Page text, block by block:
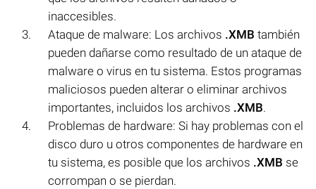
inaccesibles.
Ataque de malware: Los archivos .XMB también
pueden dañarse como resultado de un ataque de
malware o virus en tu sistema. Estos programas
maliciosos pueden alterar o eliminar archivos
importantes, incluidos los archivos .XMB.
Problemas de hardware: Si hay problemas con el
disco duro u otros componentes de hardware en
tu sistema, es posible que los archivos .XMB se
corrompan o se pierdan.